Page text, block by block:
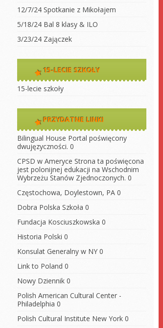
lecie szkoły
Klasa 5
Klasa 6
Klasa 8
LO 1
12/7/24 Spotkanie z Mikołajem
5/18/24 Bal 8 klasy & ILO
3/23/24 Zajączek
15-LECIE SZKOŁY
15-lecie szkoły
PRZYDATNE LINKI
Bilingual House Portal poświęcony
dwujęzyczności. 0
CPSD w Ameryce Strona ta poświęcona
jest polonijnej edukacji na Wschodnim
Wybrzeżu Stanów Zjednoczonych. 0
Częstochowa, Doylestown, PA 0
Dobra Polska Szkoła 0
Fundacja Kosciuszkowska 0
Historia Polski 0
Konsulat Generalny w NY 0
Link to Poland 0
Nowy Dziennik 0
Polish American Cultural Center -
Philadelphia 0
Polish Cultural Institute New York 0